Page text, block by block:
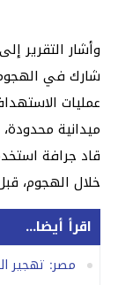
وأشار التقرير
شارك في
عمليات
ميدانية
قاد جرافة
خلال الهجوم،
اقرأ أيضا...
مصر: تهجير